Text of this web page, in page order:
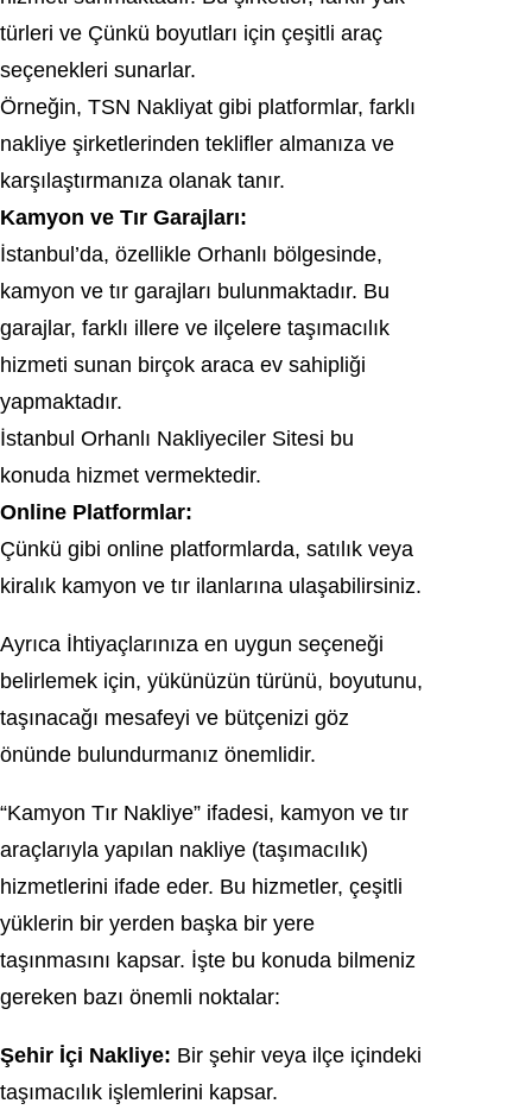
türleri ve Çünkü boyutları için çeşitli araç
seçenekleri sunarlar.
Örneğin, TSN Nakliyat gibi platformlar, farklı
nakliye şirketlerinden teklifler almanıza ve
karşılaştırmanıza olanak tanır.
Kamyon ve Tır Garajları:
İstanbul’da, özellikle Orhanlı bölgesinde,
kamyon ve tır garajları bulunmaktadır. Bu
garajlar, farklı illere ve ilçelere taşımacılık
hizmeti sunan birçok araca ev sahipliği
yapmaktadır.
İstanbul Orhanlı Nakliyeciler Sitesi bu
konuda hizmet vermektedir.
Online Platformlar:
Çünkü gibi online platformlarda, satılık veya
kiralık kamyon ve tır ilanlarına ulaşabilirsiniz.
Ayrıca İhtiyaçlarınıza en uygun seçeneği
belirlemek için, yükünüzün türünü, boyutunu,
taşınacağı mesafeyi ve bütçenizi göz
önünde bulundurmanız önemlidir.
“Kamyon Tır Nakliye” ifadesi, kamyon ve tır
araçlarıyla yapılan nakliye (taşımacılık)
hizmetlerini ifade eder. Bu hizmetler, çeşitli
yüklerin bir yerden başka bir yere
taşınmasını kapsar. İşte bu konuda bilmeniz
gereken bazı önemli noktalar:
Şehir İçi Nakliye: Bir şehir veya ilçe içindeki
taşımacılık işlemlerini kapsar.